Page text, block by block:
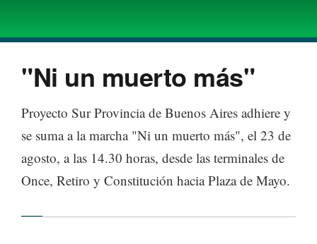
"Ni un muerto más"
Proyecto Sur Provincia de Buenos Aires adhiere y
se suma a la marcha "Ni un muerto más", el 23 de
agosto, a las 14.30 horas, desde las terminales de
Once, Retiro y Constitución hacia Plaza de Mayo.